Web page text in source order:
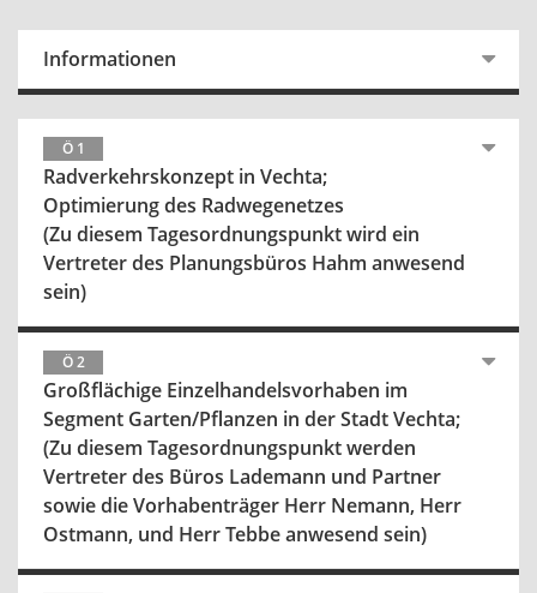
Informationen
Ö 1
Radverkehrskonzept in Vechta;
Optimierung des Radwegenetzes
(Zu diesem Tagesordnungspunkt wird ein
Vertreter des Planungsbüros Hahm anwesend
sein)
Ö 2
Großflächige Einzelhandelsvorhaben im
Segment Garten/Pflanzen in der Stadt Vechta;
(Zu diesem Tagesordnungspunkt werden
Vertreter des Büros Lademann und Partner
sowie die Vorhabenträger Herr Nemann, Herr
Ostmann, und Herr Tebbe anwesend sein)